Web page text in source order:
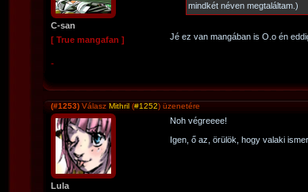
C-san
[ True mangafan ]
mindkét néven megtaláltam.)
Jé ez van mangában is O.o én
-
(#1253) Válasz Mithril (#1252) üzenetére
Lula
Noh végreeee!
Igen, ő az, örülök, hogy valaki